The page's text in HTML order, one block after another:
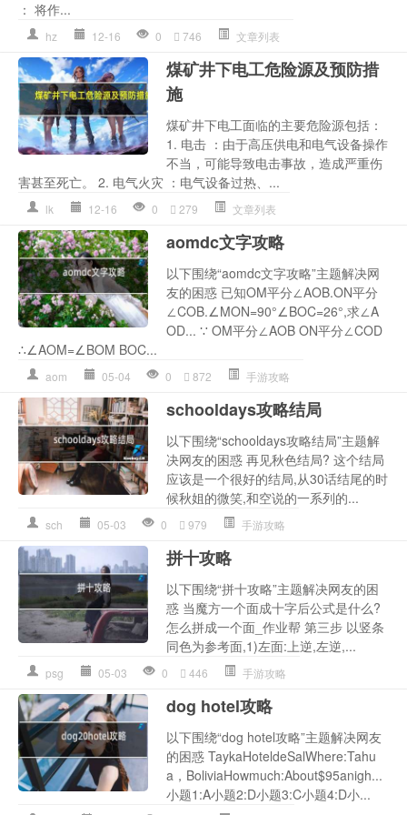
： 将作...
hz 12-16 0 746 文章列表
煤矿井下电工危险源及预防措
施
煤矿井下电工面临的主要危险源包括：
1. 电击 ：由于高压供电和电气设备操作
不当，可能导致电击事故，造成严重伤
害甚至死亡。 2. 电气火灾 ：电气设备过热、...
lk 12-16 0 279 文章列表
aomdc文字攻略
以下围绕“aomdc文字攻略”主题解决网
友的困惑 已知OM平分∠AOB.ON平分
∠COB.∠MON=90°∠BOC=26°,求∠A
OD... ∵ OM平分∠AOB ON平分∠COD
∴∠AOM=∠BOM BOC...
aom 05-04 0 872 手游攻略
schooldays攻略结局
以下围绕“schooldays攻略结局”主题解
决网友的困惑 再见秋色结局? 这个结局
应该是一个很好的结局,从30话结尾的时
候秋姐的微笑,和空说的一系列的...
sch 05-03 0 979 手游攻略
拼十攻略
以下围绕“拼十攻略”主题解决网友的困
惑 当魔方一个面成十字后公式是什么?
怎么拼成一个面_作业帮 第三步 以竖条
同色为参考面,1)左面:上逆,左逆,...
psg 05-03 0 446 手游攻略
dog hotel攻略
以下围绕“dog hotel攻略”主题解决网友
的困惑 TaykaHoteldeSalWhere:Tahu
a，BoliviaHowmuch:About$95anigh...
小题1:A小题2:D小题3:C小题4:D小...